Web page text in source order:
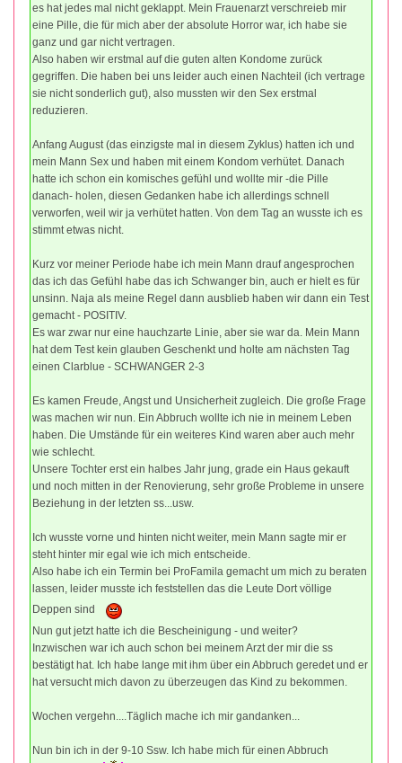
es hat jedes mal nicht geklappt. Mein Frauenarzt verschreieb mir
eine Pille, die für mich aber der absolute Horror war, ich habe sie
ganz und gar nicht vertragen.
Also haben wir erstmal auf die guten alten Kondome zurück
gegriffen. Die haben bei uns leider auch einen Nachteil (ich vertrage
sie nicht sonderlich gut), also mussten wir den Sex erstmal
reduzieren.
Anfang August (das einzigste mal in diesem Zyklus) hatten ich und
mein Mann Sex und haben mit einem Kondom verhütet. Danach
hatte ich schon ein komisches gefühl und wollte mir -die Pille
danach- holen, diesen Gedanken habe ich allerdings schnell
verworfen, weil wir ja verhütet hatten. Von dem Tag an wusste ich es
stimmt etwas nicht.
Kurz vor meiner Periode habe ich mein Mann drauf angesprochen
das ich das Gefühl habe das ich Schwanger bin, auch er hielt es für
unsinn. Naja als meine Regel dann ausblieb haben wir dann ein Test
gemacht - POSITIV.
Es war zwar nur eine hauchzarte Linie, aber sie war da. Mein Mann
hat dem Test kein glauben Geschenkt und holte am nächsten Tag
einen Clarblue - SCHWANGER 2-3
Es kamen Freude, Angst und Unsicherheit zugleich. Die große Frage
was machen wir nun. Ein Abbruch wollte ich nie in meinem Leben
haben. Die Umstände für ein weiteres Kind waren aber auch mehr
wie schlecht.
Unsere Tochter erst ein halbes Jahr jung, grade ein Haus gekauft
und noch mitten in der Renovierung, sehr große Probleme in unsere
Beziehung in der letzten ss...usw.
Ich wusste vorne und hinten nicht weiter, mein Mann sagte mir er
steht hinter mir egal wie ich mich entscheide.
Also habe ich ein Termin bei ProFamila gemacht um mich zu beraten
lassen, leider musste ich feststellen das die Leute Dort völlige
Deppen sind
Nun gut jetzt hatte ich die Bescheinigung - und weiter?
Inzwischen war ich auch schon bei meinem Arzt der mir die ss
bestätigt hat. Ich habe lange mit ihm über ein Abbruch geredet und er
hat versucht mich davon zu überzeugen das Kind zu bekommen.
Wochen vergehn....Täglich mache ich mir gandanken...
Nun bin ich in der 9-10 Ssw. Ich habe mich für einen Abbruch